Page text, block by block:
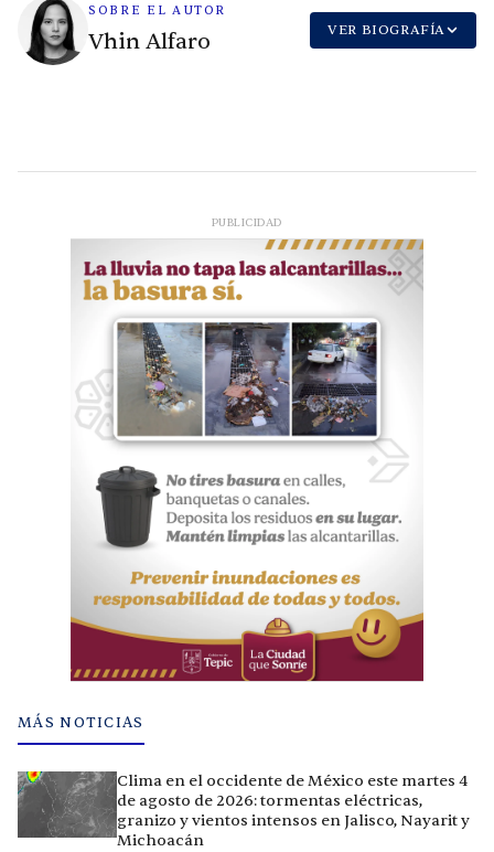
SOBRE EL AUTOR
Vhin Alfaro VER BIOGRAFÍA
PUBLICIDAD
MÁS NOTICIAS
Clima en el occidente de México este martes 4
de agosto de 2026: tormentas eléctricas,
granizo y vientos intensos en Jalisco, Nayarit y
Michoacán